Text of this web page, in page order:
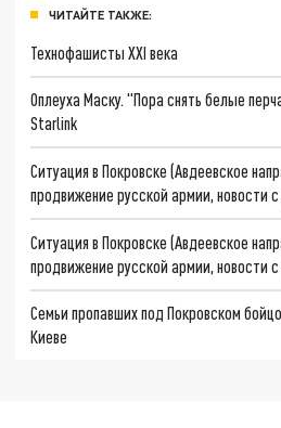
ЧИТАЙТЕ ТАКЖЕ:
Технофашисты XXI века
Оплеуха Маску. "Пора снять белые
Starlink
Ситуация в Покровске (Авдеевское
продвижение русской армии, новости
Ситуация в Покровске (Авдеевское
продвижение русской армии, новости
Семьи пропавших под Покровском
Киеве